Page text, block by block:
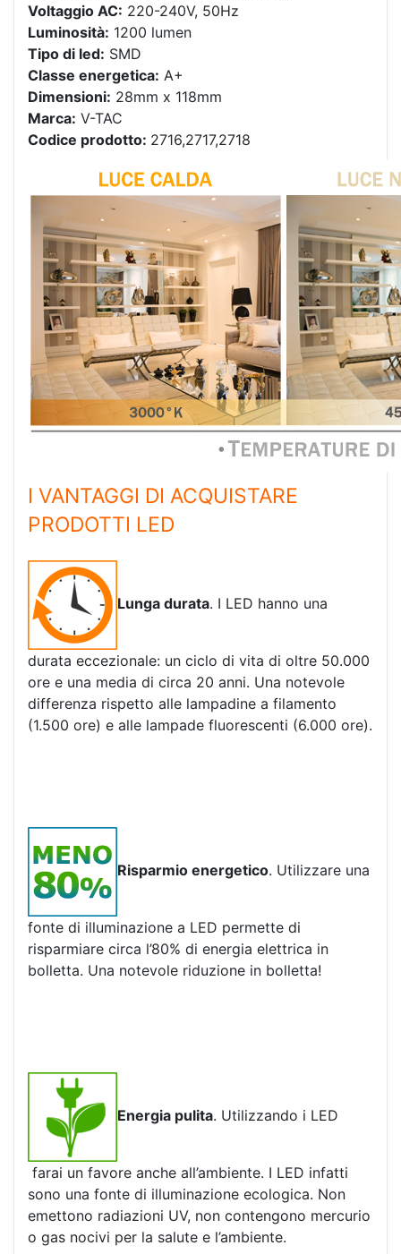
Voltaggio AC: 220-240V, 50Hz
Luminosità: 1200 lumen
Tipo di led: SMD
Classe energetica: A+
Dimensioni: 28mm x 118mm
Marca: V-TAC
Codice prodotto: 2716,2717,2718
I VANTAGGI DI ACQUISTARE
PRODOTTI LED
Lunga durata. I LED hanno una
durata eccezionale: un ciclo di vita di oltre 50.000
ore e una media di circa 20 anni. Una notevole
differenza rispetto alle lampadine a filamento
(1.500 ore) e alle lampade fluorescenti (6.000 ore).
Risparmio energetico. Utilizzare una
fonte di illuminazione a LED permette di
risparmiare circa l’80% di energia elettrica in
bolletta. Una notevole riduzione in bolletta!
Energia pulita. Utilizzando i LED
farai un favore anche all’ambiente. I LED infatti
sono una fonte di illuminazione ecologica. Non
emettono radiazioni UV, non contengono mercurio
o gas nocivi per la salute e l’ambiente.